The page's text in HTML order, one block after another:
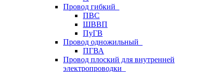
Провод гибкий
ПВС
ШВВП
ПуГВ
Провод одножильный
ПГВА
Провод плоский для внутренней
электропроводки